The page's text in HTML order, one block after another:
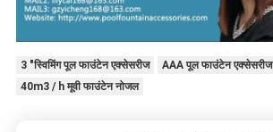
3 "स्विमिंग पूल फाउंटेन एक्सेसरीज
AAA पूल फाउंटेन एक्सेसरीज
40m3 / h मूवी फाउंटेन नोजल